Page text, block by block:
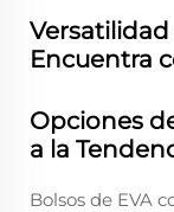
Versatilidad
Encuentra
Opciones
a la
Bolsos de EVA